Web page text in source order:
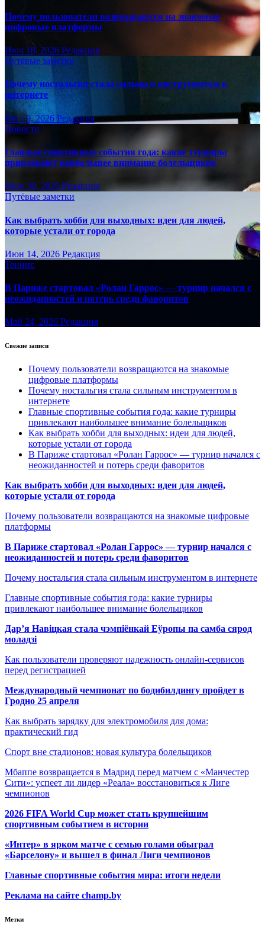
Почему пользователи возвращаются на знакомые
цифровые платформы
Июл 18, 2026 Редакция
Путёвые заметки
Почему ностальгия стала сильным инструментом в
интернете
Июл 9, 2026 Редакция
Новости
Главные спортивные события года: какие турниры
привлекают наибольшее внимание болельщиков
Июн 30, 2026 Редакция
Путёвые заметки
Как выбрать хобби для выходных: идеи для людей,
которые устали от города
Июн 14, 2026 Редакция
Теннис
В Париже стартовал «Ролан Гаррос» — турнир начался с
неожиданностей и потерь среди фаворитов
Май 24, 2026 Редакция
Свежие записи
Почему пользователи возвращаются на знакомые
цифровые платформы
Почему ностальгия стала сильным инструментом в
интернете
Главные спортивные события года: какие турниры
привлекают наибольшее внимание болельщиков
Как выбрать хобби для выходных: идеи для людей,
которые устали от города
В Париже стартовал «Ролан Гаррос» — турнир начался с
неожиданностей и потерь среди фаворитов
Как выбрать хобби для выходных: идеи для людей,
которые устали от города
Почему пользователи возвращаются на знакомые цифровые
платформы
В Париже стартовал «Ролан Гаррос» — турнир начался с
неожиданностей и потерь среди фаворитов
Почему ностальгия стала сильным инструментом в интернете
Главные спортивные события года: какие турниры
привлекают наибольшее внимание болельщиков
Дар’я Навіцкая стала чэмпіёнкай Еўропы па самба сярод
моладзі
Как пользователи проверяют надежность онлайн-сервисов
перед регистрацией
Международный чемпионат по бодибилдингу пройдет в
Гродно 25 апреля
Как выбрать зарядку для электромобиля для дома:
практический гид
Спорт вне стадионов: новая культура болельщиков
Мбаппе возвращается в Мадрид перед матчем с «Манчестер
Сити»: успеет ли лидер «Реала» восстановиться к Лиге
чемпионов
2026 FIFA World Cup может стать крупнейшим
спортивным событием в истории
«Интер» в ярком матче с семью голами обыграл
«Барселону» и вышел в финал Лиги чемпионов
Главные спортивные события мира: итоги недели
Реклама на сайте champ.by
Метки